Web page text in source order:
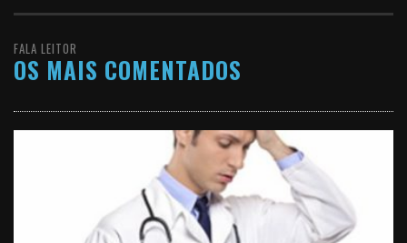
FALA LEITOR
OS MAIS COMENTADOS